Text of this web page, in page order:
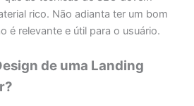
rico. Não adianta ter um bom
é relevante e útil para o usuário.
de uma Landing